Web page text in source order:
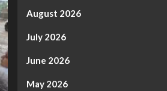
August 2026
July 2026
June 2026
May 2026